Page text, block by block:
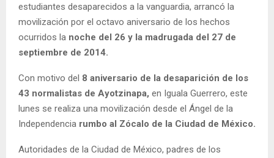
estudiantes desaparecidos a la vanguardia, arrancó la
movilización por el octavo aniversario de los hechos
ocurridos la noche del 26 y la madrugada del 27 de
septiembre de 2014.
Con motivo del 8 aniversario de la desaparición de los
43 normalistas de Ayotzinapa, en Iguala Guerrero, este
lunes se realiza una movilización desde el Ángel de la
Independencia rumbo al Zócalo de la Ciudad de México.
Autoridades de la Ciudad de México, padres de los